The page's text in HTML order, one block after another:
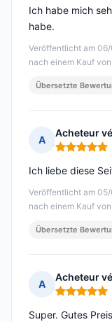
Veröffentlicht am
nach einem Kauf
Ich habe mich
habe.
Übersetzte
A
Acheteur
Hinweis: 5
Veröffentlicht am
nach einem Kauf
Ich liebe diese
Übersetzte
A
Acheteur
Hinweis: 5
Super. Gutes